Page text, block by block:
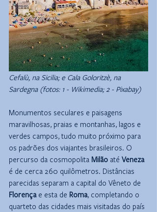
Cefalù, na Sicilia; e Cala Goloritzè, na
Sardegna (fotos: 1 - Wikimedia; 2 - Pixabay)
Monumentos seculares e paisagens
maravilhosas, praias e montanhas, lagos e
verdes campos, tudo muito próximo para
os padrões dos viajantes brasileiros. O
percurso da cosmopolita Milão até Veneza
é de cerca 260 quilômetros. Distâncias
parecidas separam a capital do Vêneto de
Florença e esta de Roma, completando o
quarteto das cidades mais visitadas do país